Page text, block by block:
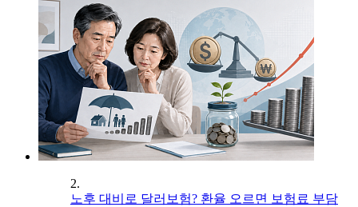
2.
노후 대비로 달러보험? 환율 오르면 보험료 부담